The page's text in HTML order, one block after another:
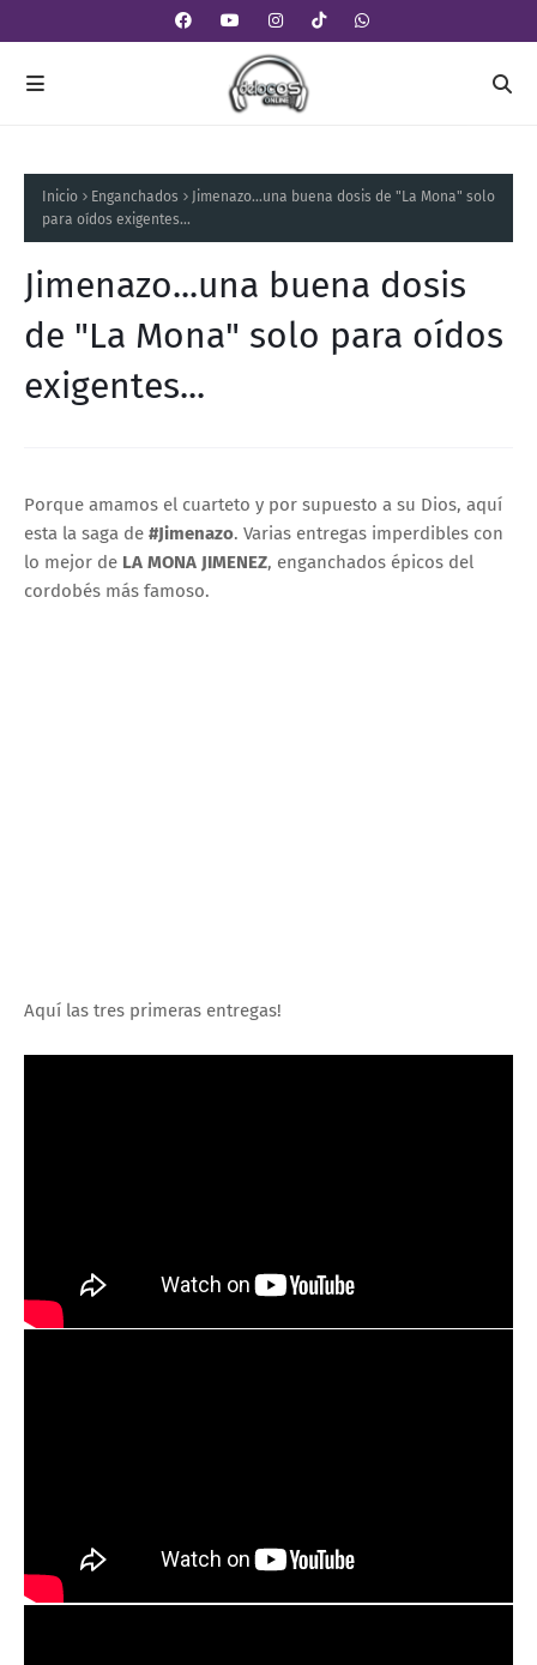
Inicio Enganchados
Jimenazo...una buena dosis de "La Mona" solo
para oídos exigentes...
Jimenazo...una buena dosis
de "La Mona" solo para oídos
exigentes...
Porque amamos el cuarteto y por supuesto a su Dios, aquí
esta la saga de #Jimenazo. Varias entregas imperdibles con
lo mejor de LA MONA JIMENEZ, enganchados épicos del
cordobés más famoso.
Aquí las tres primeras entregas!